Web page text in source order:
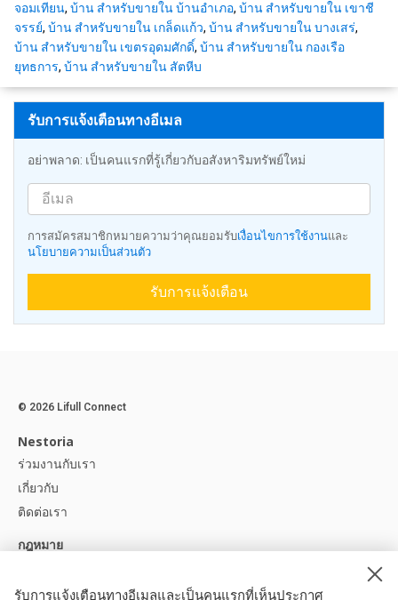
จอมเทียน, บ้าน สำหรับขายใน บ้านอำเภอ, บ้าน สำหรับขายใน เขาชี
จรรย์, บ้าน สำหรับขายใน เกล็ดแก้ว, บ้าน สำหรับขายใน บางเสร่,
บ้าน สำหรับขายใน เขตรอุดมศักดิ์, บ้าน สำหรับขายใน กองเรือ
ยุทธการ, บ้าน สำหรับขายใน สัตหีบ
รับการแจ้งเตือนทางอีเมล
อย่าพลาด: เป็นคนแรกที่รู้เกี่ยวกับอสังหาริมทรัพย์ใหม่
การสมัครสมาชิกหมายความว่าคุณยอมรับเงื่อนไขการใช้งานและ
นโยบายความเป็นส่วนตัว
รับการแจ้งเตือน
รับการแจ้งเตือนทางอีเมลและเป็นคนแรกที่เห็นประกาศ
© 2026 Lifull Connect
Nestoria
ร่วมงานกับเรา
เกี่ยวกับ
ติดต่อเรา
กฎหมาย
นโยบายความเป็นส่วนตัว